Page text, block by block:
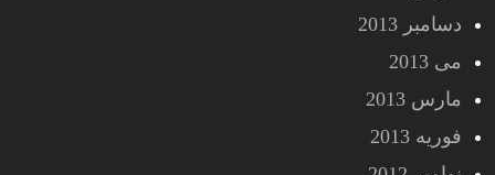
دسامبر 2013
می 2013
مارس 2013
فوریه 2013